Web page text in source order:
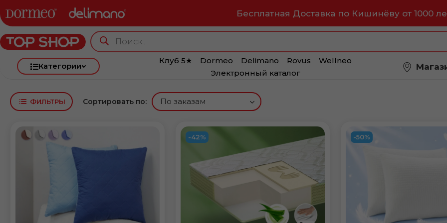
Бесплатная Доставка по Кишинёву от 1000
Категории
Клуб 5★ Dormeo Delimano Rovus
Wellneo
Электронный каталог
ФИЛЬТРЫ Сортировать по:
-42% -50%